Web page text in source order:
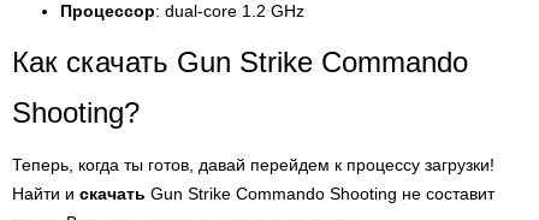
Процессор: dual-core 1.2 GHz
Как скачать Gun Strike Commando
Shooting?
Теперь, когда ты готов, давай перейдем к процессу загрузки!
Найти и скачать Gun Strike Commando Shooting не составит